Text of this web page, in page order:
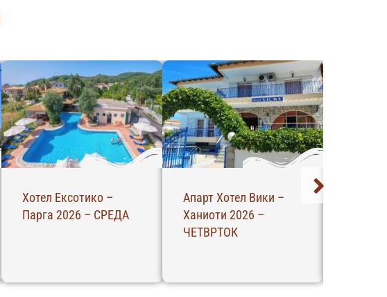
Хотел Ексотико –
Парга 2026 – СРЕДА
Апарт Хотел Вики –
Ханиоти 2026 –
ЧЕТВРТОК